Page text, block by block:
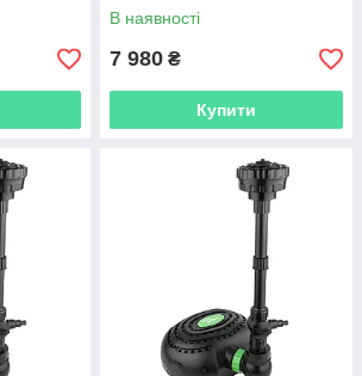
В наявності
7 980 ₴
Купити